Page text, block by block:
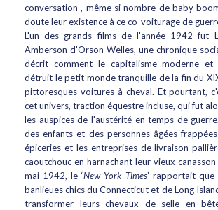
conversation , même si nombre de baby
doute leur existence à ce co-voiturage de
L'un des grands films de l'année 1942 fut
Amberson d'Orson Welles, une chronique
décrit comment le capitalisme moderne
détruit le petit monde tranquille de la fin du
pittoresques voitures à cheval. Et pourtant,
cet univers, traction équestre incluse, qui fut
les auspices de l'austérité en temps de
des enfants et des personnes âgées
épiceries et les entreprises de livraison
caoutchouc en harnachant leur vieux
mai 1942, le ‘New York Times’ rapportait que
banlieues chics du Connecticut et de Long
transformer leurs chevaux de selle en